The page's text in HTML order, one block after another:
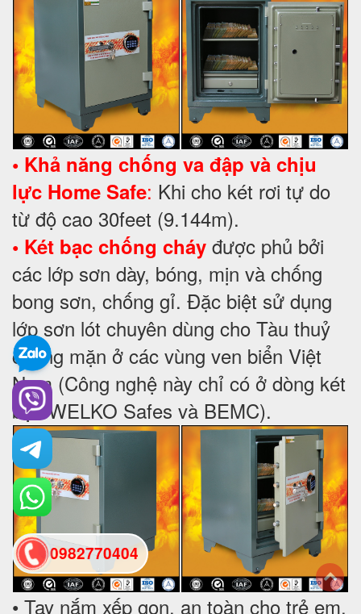
• Khả năng chống va đập và chịu
lực Home Safe: Khi cho két rơi tự do
từ độ cao 30feet (9.144m).
• Két bạc chống cháy được phủ bởi
các lớp sơn dày, bóng, mịn và chống
bong sơn, chống gỉ. Đặc biệt sử dụng
lớp sơn lót chuyên dùng cho Tàu thuỷ
chống mặn ở các vùng ven biển Việt
Nam (Công nghệ này chỉ có ở dòng két
bạc WELKO Safes và BEMC).
• Tay nắm xếp gọn, an toàn cho trẻ em.
0982770404
back